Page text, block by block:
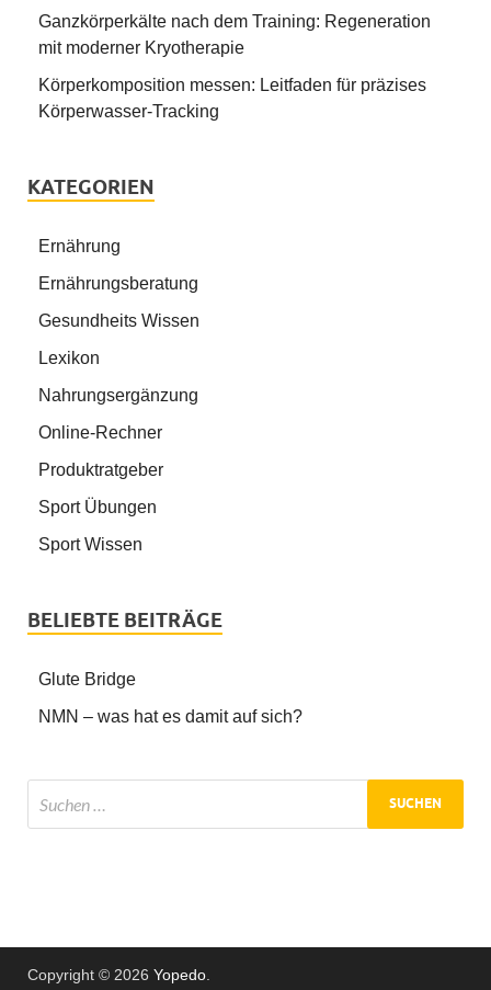
Ganzkörperkälte nach dem Training: Regeneration
mit moderner Kryotherapie
Körperkomposition messen: Leitfaden für präzises
Körperwasser-Tracking
KATEGORIEN
Ernährung
Ernährungsberatung
Gesundheits Wissen
Lexikon
Nahrungsergänzung
Online-Rechner
Produktratgeber
Sport Übungen
Sport Wissen
BELIEBTE BEITRÄGE
Glute Bridge
NMN – was hat es damit auf sich?
Copyright © 2026 Yopedo